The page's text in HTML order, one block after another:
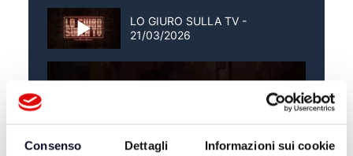
Consenso Dettagli Informazioni sui cookie
LO GIURO SULLA TV -
21/03/2026